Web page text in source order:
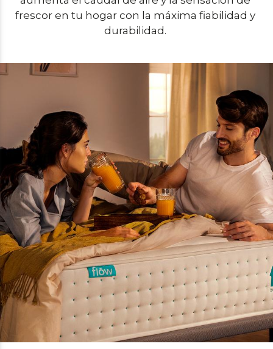
frescor en tu hogar con la máxima fiabilidad y
durabilidad.